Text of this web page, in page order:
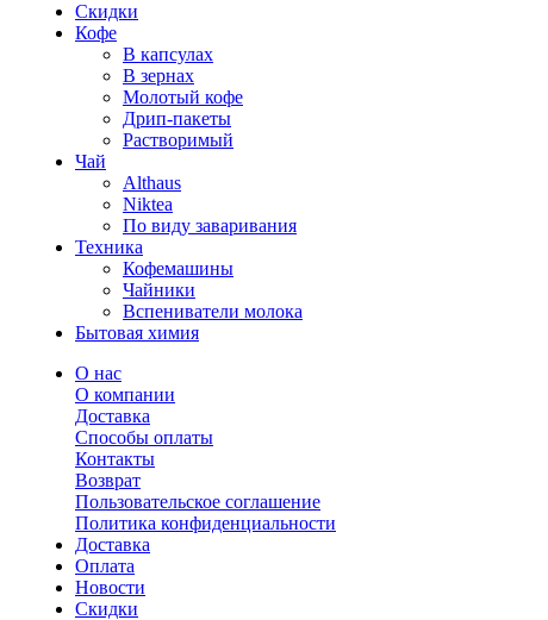
Скидки
Кофе
В капсулах
В зернах
Молотый кофе
Дрип-пакеты
Растворимый
Чай
Althaus
Niktea
По виду заваривания
Техника
Кофемашины
Чайники
Вспениватели молока
Бытовая химия
О нас
О компании
Доставка
Способы оплаты
Контакты
Возврат
Пользовательское соглашение
Политика конфиденциальности
Доставка
Оплата
Новости
Скидки